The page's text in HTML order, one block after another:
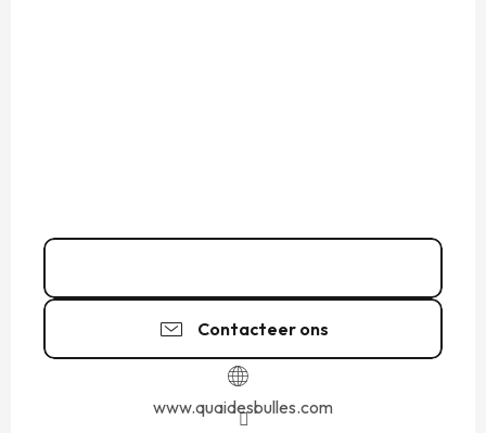
Contacteer ons
www.quaidesbulles.com